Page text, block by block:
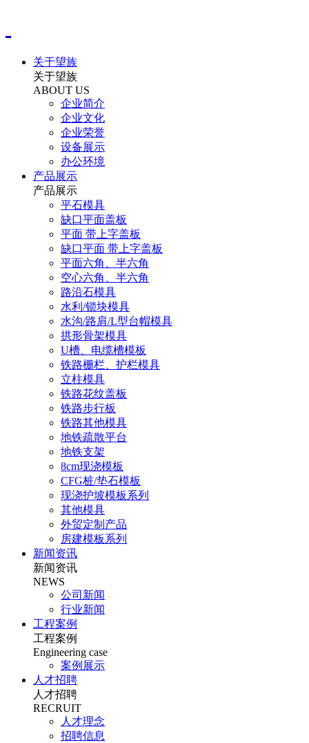
关于望族
关于望族
ABOUT US
企业简介
企业文化
企业荣誉
设备展示
办公环境
产品展示
产品展示
平石模具
缺口平面盖板
平面 带上字盖板
缺口平面 带上字盖板
平面六角、半六角
空心六角、半六角
路沿石模具
水利/锁块模具
水沟/路肩/L型台帽模具
拱形骨架模具
U槽、电缆槽模板
铁路栅栏、护栏模具
立柱模具
铁路花纹盖板
铁路步行板
铁路其他模具
地铁疏散平台
地铁支架
8cm现浇模板
CFG桩/垫石模板
现浇护坡模板系列
其他模具
外贸定制产品
房建模板系列
新闻资讯
新闻资讯
NEWS
公司新闻
行业新闻
工程案例
工程案例
Engineering case
案例展示
人才招聘
人才招聘
RECRUIT
人才理念
招聘信息